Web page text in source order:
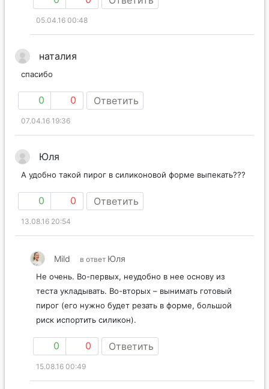
05.04.16 00:48
наталия
спасибо
0 0 Ответить
07.04.16 19:36
Юля
А удобно такой пирог в силиконовой форме выпекать???
0 0 Ответить
13.08.16 20:54
Mild в ответ Юля
Не очень. Во-первых, неудобно в нее основу из
теста укладывать. Во-вторых – вынимать готовый
пирог (его нужно будет резать в форме, большой
риск испортить силикон).
0 0 Ответить
15.08.16 00:49